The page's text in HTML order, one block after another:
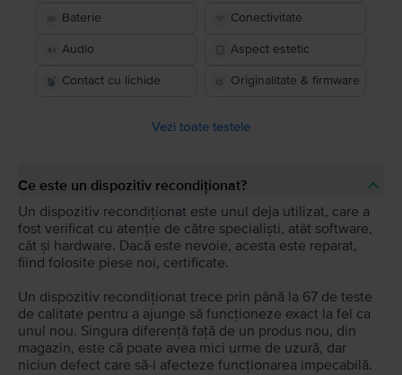
Baterie Conectivitate
Audio Aspect estetic
Contact cu lichide Originalitate & firmware
Vezi toate testele
Ce este un dispozitiv recondiționat?
Un dispozitiv recondiționat este unul deja utilizat, care a
fost verificat cu atenție de către specialiști, atât software,
cât și hardware. Dacă este nevoie, acesta este reparat,
fiind folosite piese noi, certificate.
Un dispozitiv recondiționat trece prin până la 67 de teste
de calitate pentru a ajunge să funcționeze exact la fel ca
unul nou. Singura diferență față de un produs nou, din
magazin, este că poate avea mici urme de uzură, dar
niciun defect care să-i afecteze funcționarea impecabilă.